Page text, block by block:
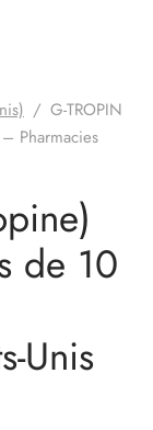
/ G-TROPIN
Pharmacies
de 10
Unis